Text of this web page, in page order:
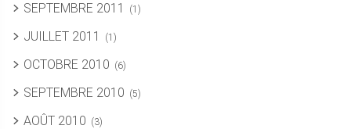
SEPTEMBRE 2011 (1)
JUILLET 2011 (1)
OCTOBRE 2010 (6)
SEPTEMBRE 2010 (5)
AOÛT 2010 (3)